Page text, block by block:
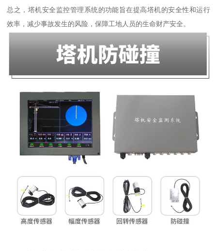
总之，塔机安全监控管理系统的功能旨在提高塔机的安全性和运行
效率，减少事故发生的风险，保障工地人员的生命财产安全。